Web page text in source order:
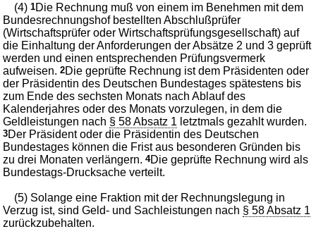
(4)1Die Rechnung muß von einem im Benehmen mit dem
Bundesrechnungshof bestellten Abschlußprüfer
(Wirtschaftsprüfer oder Wirtschaftsprüfungsgesellschaft) auf
die Einhaltung der Anforderungen der Absätze 2 und 3 geprüft
werden und einen entsprechenden Prüfungsvermerk
aufweisen.2Die geprüfte Rechnung ist dem Präsidenten oder
der Präsidentin des Deutschen Bundestages spätestens bis
zum Ende des sechsten Monats nach Ablauf des
Kalenderjahres oder des Monats vorzulegen, in dem die
Geldleistungen nach § 58 Absatz 1 letztmals gezahlt wurden.
3Der Präsident oder die Präsidentin des Deutschen
Bundestages können die Frist aus besonderen Gründen bis
zu drei Monaten verlängern.4Die geprüfte Rechnung wird als
Bundestags-Drucksache verteilt.
(5) Solange eine Fraktion mit der Rechnungslegung in
Verzug ist, sind Geld- und Sachleistungen nach § 58 Absatz 1
zurückzubehalten.